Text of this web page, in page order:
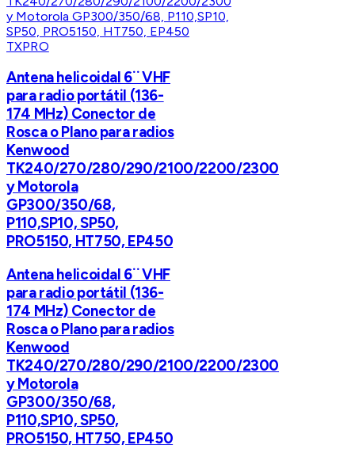
TXPRO
Antena helicoidal 6¨ VHF
para radio portátil (136-
174 MHz) Conector de
Rosca o Plano para radios
Kenwood
TK240/270/280/290/2100/2200/2300
y Motorola
GP300/350/68,
P110,SP10, SP50,
PRO5150, HT750, EP450
Antena helicoidal 6¨ VHF
para radio portátil (136-
174 MHz) Conector de
Rosca o Plano para radios
Kenwood
TK240/270/280/290/2100/2200/2300
y Motorola
GP300/350/68,
P110,SP10, SP50,
PRO5150, HT750, EP450